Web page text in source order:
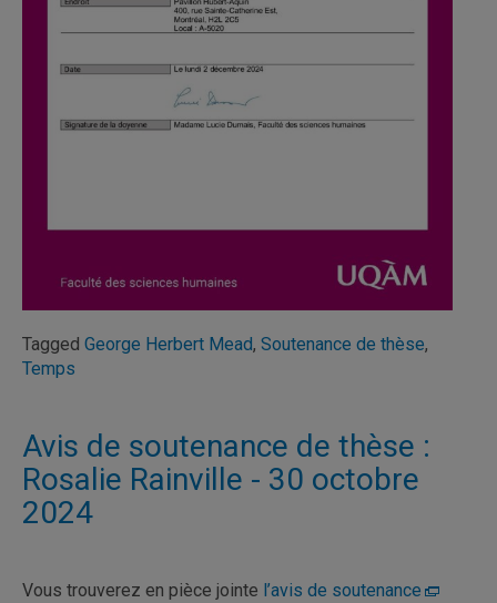
Tagged George Herbert Mead, Soutenance de thèse,
Temps
Avis de soutenance de thèse :
Rosalie Rainville - 30 octobre
2024
Vous trouverez en pièce jointe l’avis de soutenance